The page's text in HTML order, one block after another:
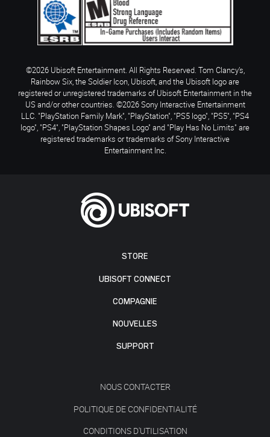
STORE
UBISOFT CONNECT
COMPAGNIE
NOUVELLES
SUPPORT
NOUS CONTACTER
POLITIQUE DE CONFIDENTIALITÉ
CONDITIONS D'UTILISATION
©2026 Ubisoft Entertainment. All Rights Reserved. Tom Clancy’s,
Rainbow Six, the Soldier Icon, Ubisoft, and the Ubisoft logo are
registered or unregistered trademarks of Ubisoft Entertainment in the
US and/or other countries. ©2026 Sony Interactive Entertainment
LLC. "PlayStation Family Mark", "PlayStation", "PS5 logo", "PS5", "PS4
logo", "PS4", "PlayStation Shapes Logo" and "Play Has No Limits" are
registered trademarks or trademarks of Sony Interactive
Entertainment Inc.